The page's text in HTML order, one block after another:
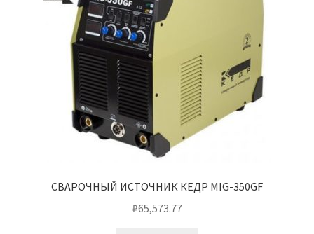
СВАРОЧНЫЙ ИСТОЧНИК КЕДР MIG-350GF
₽65,573.77